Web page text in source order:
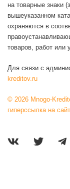
на товарные знаки
вышеуказанном
охраняются в
товаров, работ или
Для связи с
kreditov.ru
© 2026 Mnogo-
гиперссылка на